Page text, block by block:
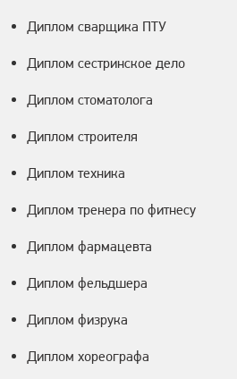
Диплом сварщика ПТУ
Диплом сестринское дело
Диплом стоматолога
Диплом строителя
Диплом техника
Диплом тренера по фитнесу
Диплом фармацевта
Диплом фельдшера
Диплом физрука
Диплом хореографа